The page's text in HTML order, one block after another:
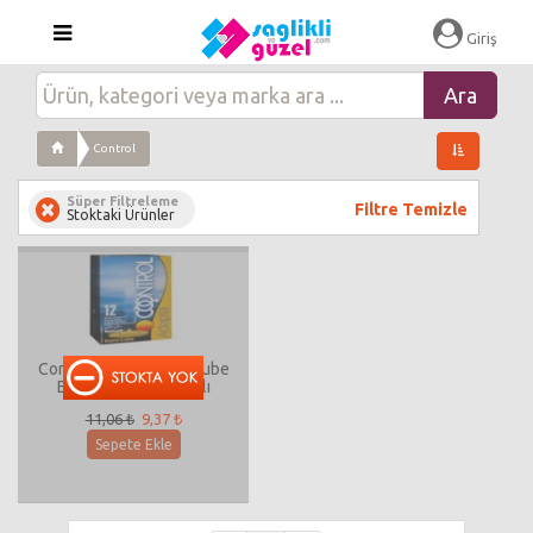
Giriş
Control
Süper Filtreleme
Stoktaki Ürünler Filtre Temizle
Control Nature Extra Lube
Ekstra Kayganlaştıcılı
Prezervatif 12 li
11,06 ₺ 9,37 ₺
Sepete Ekle